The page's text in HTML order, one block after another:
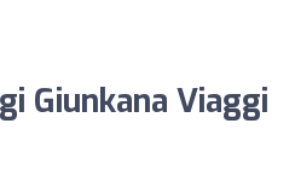
Giunkana Viaggi